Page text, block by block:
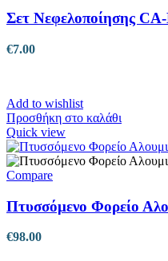
Σετ Νεφελοποίησης
€7.00
Add to wishlist
Προσθήκη στο καλάθι
Quick view
Compare
Πτυσσόμενο Φορείο
€98.00